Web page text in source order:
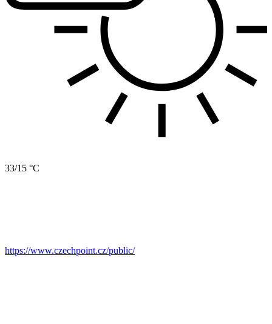
33/15 °C
https://www.czechpoint.cz/public/